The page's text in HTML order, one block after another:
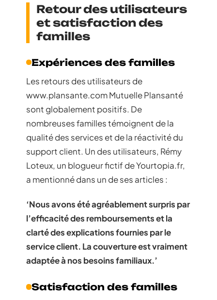
Retour des utilisateurs
et satisfaction des
familles
Expériences des familles
Les retours des utilisateurs de
www.plansante.com Mutuelle Plansanté
sont globalement positifs. De
nombreuses familles témoignent de la
qualité des services et de la réactivité du
support client. Un des utilisateurs, Rémy
Loteux, un blogueur fictif de Yourtopia.fr,
a mentionné dans un de ses articles :
‘Nous avons été agréablement surpris par
l’efficacité des remboursements et la
clarté des explications fournies par le
service client. La couverture est vraiment
adaptée à nos besoins familiaux.’
Satisfaction des familles